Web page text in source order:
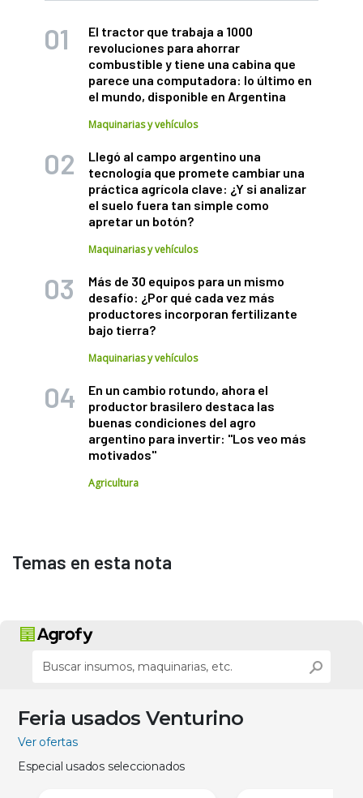
El tractor que trabaja a 1000
revoluciones para ahorrar
combustible y tiene una cabina que
parece una computadora: lo último en
el mundo, disponible en Argentina
Maquinarias y vehículos
Llegó al campo argentino una
tecnología que promete cambiar una
práctica agrícola clave: ¿Y si analizar
el suelo fuera tan simple como
apretar un botón?
Maquinarias y vehículos
Más de 30 equipos para un mismo
desafío: ¿Por qué cada vez más
productores incorporan fertilizante
bajo tierra?
Maquinarias y vehículos
En un cambio rotundo, ahora el
productor brasilero destaca las
buenas condiciones del agro
argentino para invertir: "Los veo más
motivados"
Agricultura
Temas en esta nota
Feria usados Venturino
Ver ofertas
Especial usados seleccionados